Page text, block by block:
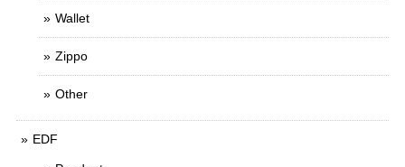
Wallet
Zippo
Other
EDF